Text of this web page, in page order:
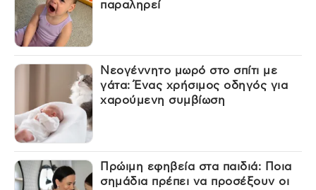
παραληρεί
Νεογέννητο μωρό στο σπίτι με
γάτα: Ένας χρήσιμος οδηγός για
χαρούμενη συμβίωση
Πρώιμη εφηβεία στα παιδιά: Ποια
σημάδια πρέπει να προσέξουν οι